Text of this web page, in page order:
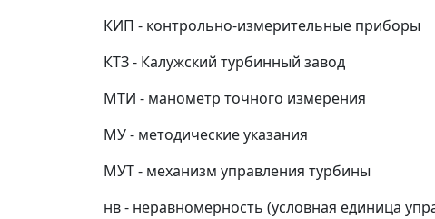
КИП - контрольно-измерительные приборы
КТЗ - Калужский турбинный завод
МТИ - манометр точного измерения
МУ - методические указания
МУТ - механизм управления турбины
нв - неравномерность (условная единица